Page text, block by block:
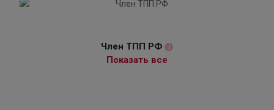
Член ТПП РФ i
Показать все